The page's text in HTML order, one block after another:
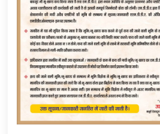
Thought Of The Day 12 May
May 12, 2022
Thought Of The Day 9 May
May 9, 2022